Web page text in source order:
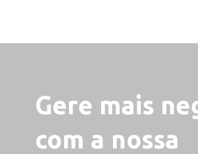
Gere mais
com a nossa